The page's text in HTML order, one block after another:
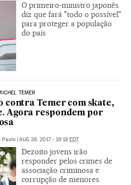
O primeiro-ministro japonês
diz que fará "todo o possível"
para proteger a população
do país
TEMER
contra Temer com skate,
Agora respondem por
Paulo AUG 28, 2017 - 19:18 EDT
Dezoito jovens irão
responder pelos crimes de
associação criminosa e
corrupção de menores